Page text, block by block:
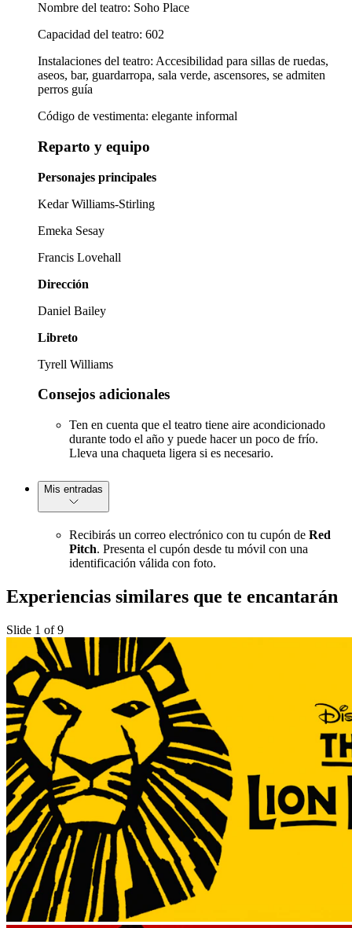
Nombre del teatro: Soho Place
Capacidad del teatro: 602
Instalaciones del teatro: Accesibilidad para sillas de ruedas,
aseos, bar, guardarropa, sala verde, ascensores, se admiten
perros guía
Código de vestimenta: elegante informal
Reparto y equipo
Personajes principales
Kedar Williams-Stirling
Emeka Sesay
Francis Lovehall
Dirección
Daniel Bailey
Libreto
Tyrell Williams
Consejos adicionales
Ten en cuenta que el teatro tiene aire acondicionado
durante todo el año y puede hacer un poco de frío.
Lleva una chaqueta ligera si es necesario.
Mis entradas
Recibirás un correo electrónico con tu cupón de Red
Pitch. Presenta el cupón desde tu móvil con una
identificación válida con foto.
Experiencias similares que te encantarán
Slide 1 of 9